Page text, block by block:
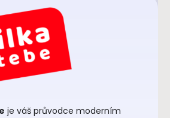
je váš průvodce moderním